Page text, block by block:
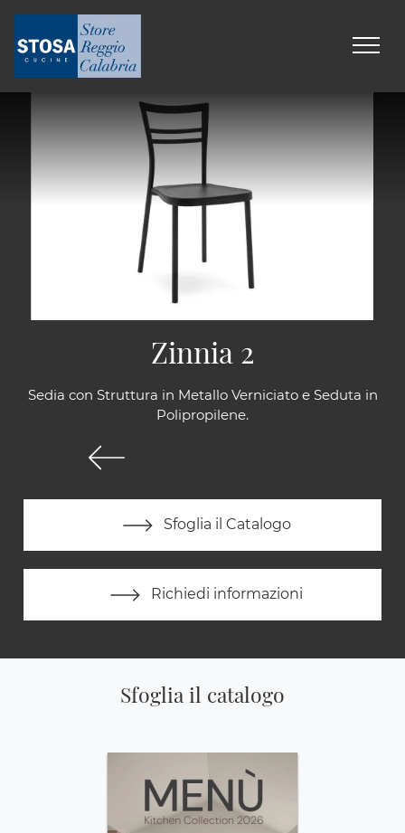
Sedia con Struttura in Metallo Verniciato e Seduta in
Polipropilene.
Sfoglia il Catalogo
Richiedi informazioni
Zinnia 2
Sfoglia il catalogo